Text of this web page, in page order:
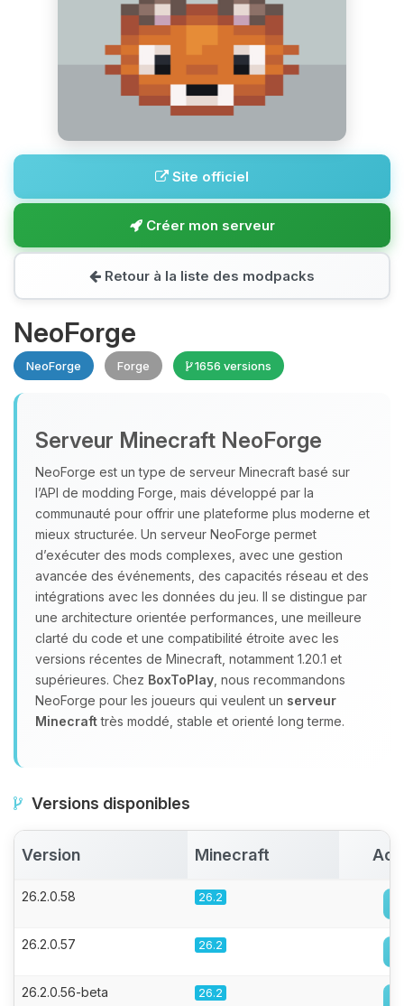
Site officiel
Créer mon serveur
Retour à la liste des modpacks
NeoForge
NeoForge Forge 1656 versions
Serveur Minecraft NeoForge
NeoForge est un type de serveur Minecraft basé sur
l’API de modding Forge, mais développé par la
communauté pour offrir une plateforme plus moderne et
mieux structurée. Un serveur NeoForge permet
d’exécuter des mods complexes, avec une gestion
avancée des événements, des capacités réseau et des
intégrations avec les données du jeu. Il se distingue par
une architecture orientée performances, une meilleure
clarté du code et une compatibilité étroite avec les
versions récentes de Minecraft, notamment 1.20.1 et
supérieures. Chez BoxToPlay , nous recommandons
NeoForge pour les joueurs qui veulent un serveur
Minecrafttrès moddé, stable et orienté long terme.
Versions disponibles
Version Minecraft
26.2.0.58 26.2
26.2.0.57 26.2
26.2.0.56-beta 26.2
Youpi, enfin quelqu’un pour me
parler ! Moi c’est Choupy, ton petit
assistant BoxToPlay. Dis-moi ce dont
tu as besoin et je vais remuer mes
petits circuits pour t’aider.
10/08/2026 à 09:25